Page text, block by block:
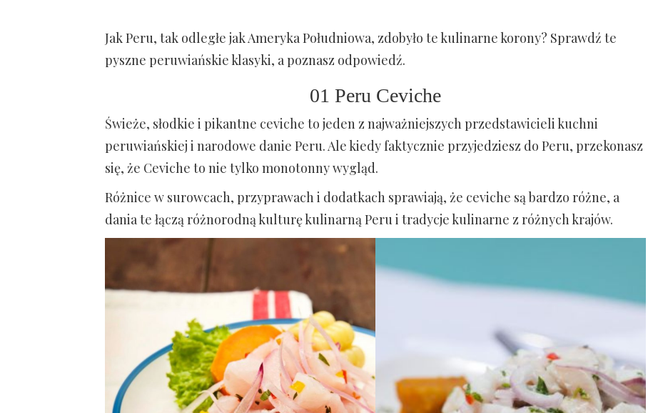
Jak Peru, tak odległe jak Ameryka Południowa, zdobyło te kulinarne korony? Sprawdź te
pyszne peruwiańskie klasyki, a poznasz odpowiedź.
01 Peru Ceviche
Świeże, słodkie i pikantne ceviche to jeden z najważniejszych przedstawicieli kuchni
peruwiańskiej i narodowe danie Peru. Ale kiedy faktycznie przyjedziesz do Peru, przekonasz
się, że Ceviche to nie tylko monotonny wygląd.
Różnice w surowcach, przyprawach i dodatkach sprawiają, że ceviche są bardzo różne, a
dania te łączą różnorodną kulturę kulinarną Peru i tradycje kulinarne z różnych krajów.